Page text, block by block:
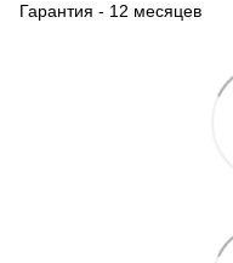
Гарантия - 12 месяцев